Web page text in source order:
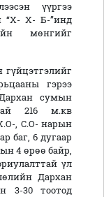
үүргээ
“Х- Х- Б-”инд
мөнгийг
гүйцэтгэлийг
гэрээ
сумын
216 м.кв
, С.О- нарын
баг, 6 дугаар
4 өрөө байр,
үл
Дархан
3-30 тоотод